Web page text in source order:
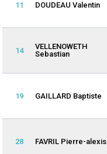
11 DOUDEAU Valentin
14
VELLENOWETH
Sebastian
19 GAILLARD Baptiste
28 FAVRIL Pierre-alexis